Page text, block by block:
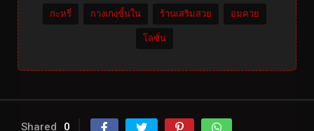
กะหรี่ กางเกงชั้นใน ร้านเสริมสวย อมควย
โลชั่น
Shared 0